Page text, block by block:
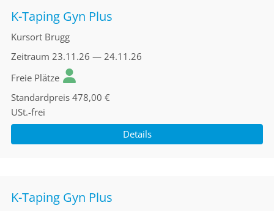
K-Taping Gyn Plus
Kursort Brugg
Zeitraum 23.11.26 — 24.11.26
Freie Plätze
Standardpreis 478,00 €
USt.-frei
Details
K-Taping Gyn Plus